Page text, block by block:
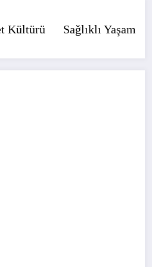
Kültürü Sağlıklı Yaşam